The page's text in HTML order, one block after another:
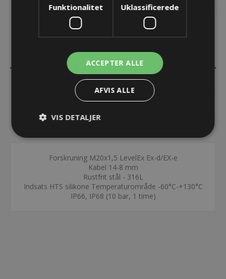
SPECIFIKATIONER
Forskruning M20x1,5 LevelEx Ex-d/EX-e
Kabel 14-8 mm
Rustfrit stål - 316L
Indsats HTS silikone Temperaturområde -60°C-+130°C
IP66, IP68 (10 bar, 1 time)
Funktionalitet Uklassificerede
ACCEPTER ALLE
AFVIS ALLE
VIS DETALJER